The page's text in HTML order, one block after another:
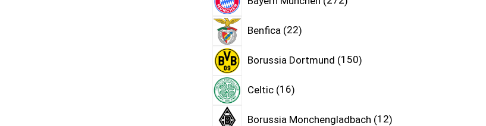
Benfica 22
Borussia Dortmund 150
Celtic 16
Borussia Monchengladbach 12